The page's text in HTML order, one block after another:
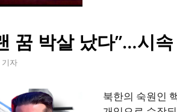
꿈 박살 났다”…시
기자
북한의 숙원인